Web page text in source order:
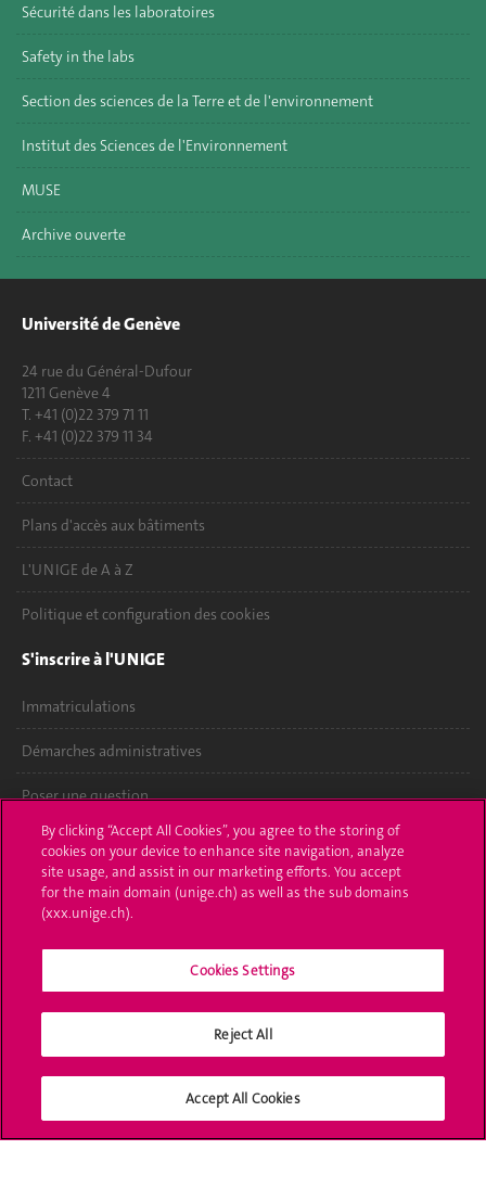
Sécurité dans les laboratoires
Safety in the labs
Section des sciences de la Terre et de l'environnement
Institut des Sciences de l'Environnement
MUSE
Archive ouverte
Université de Genève
24 rue du Général-Dufour
1211 Genève 4
T. +41 (0)22 379 71 11
F. +41 (0)22 379 11 34
Contact
Plans d'accès aux bâtiments
L'UNIGE de A à Z
Politique et configuration des cookies
S'inscrire à l'UNIGE
Immatriculations
Démarches administratives
Poser une question
L'UNIGE vous informe
UNIGE Mobile
Bibliothèque
Médias sociaux UNIGE
By clicking “Accept All Cookies”, you agree to the storing of
cookies on your device to enhance site navigation, analyze
site usage, and assist in our marketing efforts. You accept
for the main domain (unige.ch) as well as the sub domains
(xxx.unige.ch).
Cookies Settings
Reject All
Accept All Cookies